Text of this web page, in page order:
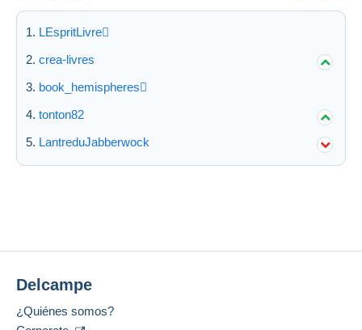
LEspritLivre
crea-livres
book_hemispheres
tonton82
LantreduJabberwock
Delcampe
¿Quiénes somos?